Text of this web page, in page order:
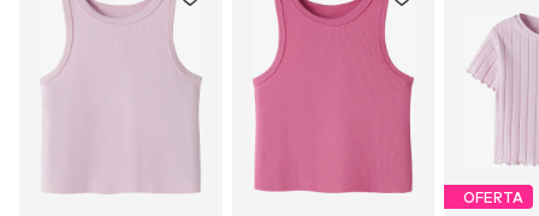
OFERTA